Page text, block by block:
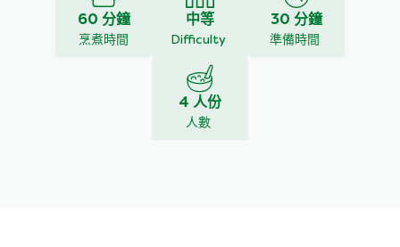
60 分鐘
烹煮時間
中等
Difficulty
30 分鐘
準備時間
4 人份
人數